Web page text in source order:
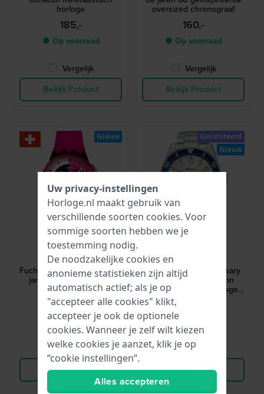
horloge
185,-
● Op voorraad
Vergelijk
Bekijk Product
oversized chronograaf
160,-
● Op voorraad
Vergelijk
Bekijk Product
Swatch
SUSB110
Fuchsia Lines 42 mm Op de
jaren 80 geïnspireerde
chronograaf
130,-
● Op voorraad
Vergelijk
Bekijk Product
Nieuw
Prospex 145th Annivesary
40 mm Limited edition
automatisch duikhorloge
met 3 dagen gangreserve
● Op voorraad
Vergelijk
Bekijk Product
Gelimiteerd
Nieuw
Uw privacy-instellingen
Horloge.nl maakt gebruik van
verschillende soorten cookies. Voor
sommige soorten hebben we je
toestemming nodig.
De noodzakelijke cookies en
anonieme statistieken zijn altijd
automatisch actief; als je op
"accepteer alle cookies" klikt,
accepteer je ook de optionele
cookies. Wanneer je zelf wilt kiezen
welke cookies je aanzet, klik je op
“cookie instellingen”.
Alles accepteren